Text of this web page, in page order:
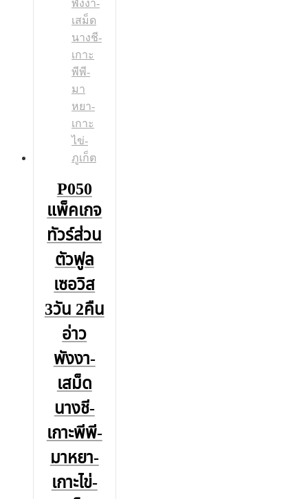
P050
แพ็คเกจ
ทัวร์ส่วน
ตัวฟูล
เซอวิส
3วัน 2คืน
อ่าว
พังงา-
เสม็ด
นางชี-
เกาะพีพี-
มาหยา-
เกาะไข่-